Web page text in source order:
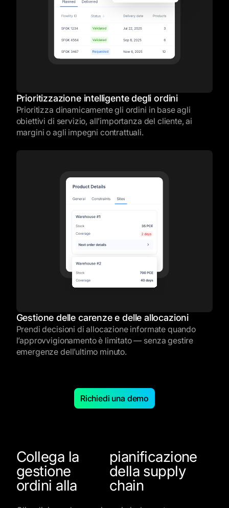
Prioritizzazione intelligente degli ordini
Prioritizza dinamicamente gli ordini in base agli
obiettivi di servizio, all’importanza del cliente, ai
margini o agli impegni contrattuali.
Gestione delle carenze e delle allocazioni
Prendi decisioni di allocazione informate quando
l’approvvigionamento è limitato — senza gestire
emergenze dell’ultimo minuto.
Richiedi una demo
Collega la
gestione
ordini alla
pianificazione
della supply
chain